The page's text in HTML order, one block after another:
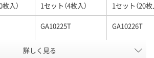
入） 1セット（4枚入） 1セット（20枚
GA10225T GA10226T
AK38456 AK37348
詳しく見る